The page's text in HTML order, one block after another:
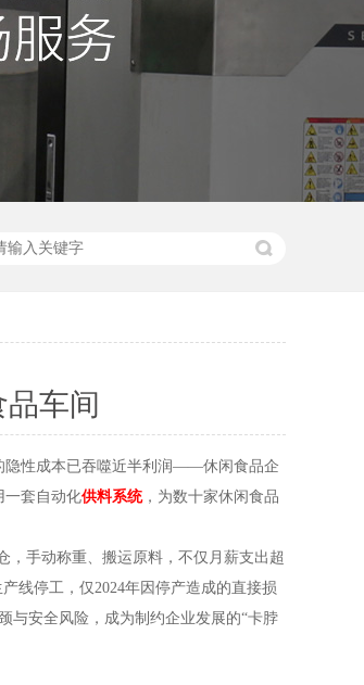
车间
隐性成本已吞噬近半利润——休闲食品企
一套自动化供料系统，为数十家休闲食品
，手动称重、搬运原料，不仅月薪支出超
线停工，仅2024年因停产造成的直接损
与安全风险，成为制约企业发展的“卡脖